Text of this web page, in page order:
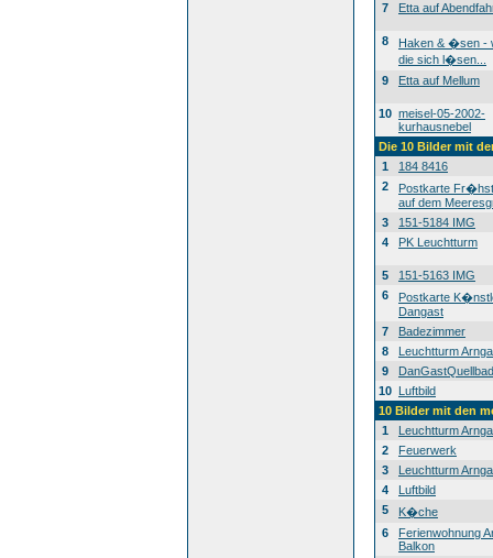
7 Etta auf
8
Haken & �sen -
die sich l�sen...
9
Etta auf Mellum
10 meisel-05-2002-
kurhausnebel
Die 10 Bilder mit
1
184 8416
2
Postkarte
auf dem
3
151-5184 IMG
4
PK Leuchtturm
5
151-5163 IMG
6
Postkarte
Dangast
7
Badezimmer
8
Leuchtturm
9
DanGastQuellbad
10 Luftbild
10 Bilder mit den
1
Leuchtturm
2
Feuerwerk
3
Leuchtturm
4
Luftbild
5
K�che
6
Ferienwohnung
Balkon